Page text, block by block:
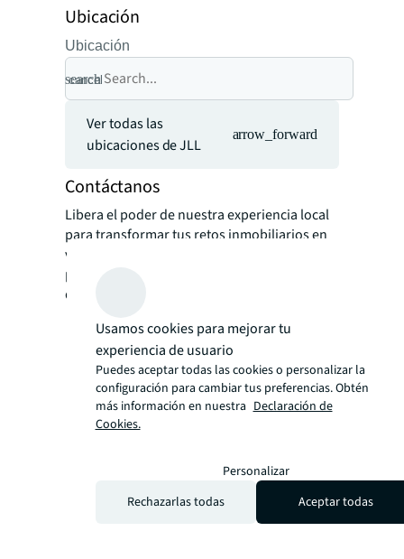
Ubicación
Ubicación
search
cancel
Ver todas las
ubicaciones de JLL
arrow_forward
Contáctanos
Libera el poder de nuestra experiencia local
para transformar tus retos inmobiliarios en
ventajas estratégicas, optimizando tu
portafolio para lograr mayor valor y
desempeño.
Usamos cookies para mejorar tu
experiencia de usuario
Puedes aceptar todas las cookies o personalizar la
configuración para cambiar tus preferencias. Obtén
más información en nuestra Declaración de
Cookies.
Personalizar
Rechazarlas todas
Aceptar todas